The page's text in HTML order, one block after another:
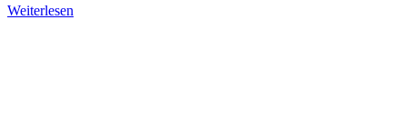
Weiterlesen